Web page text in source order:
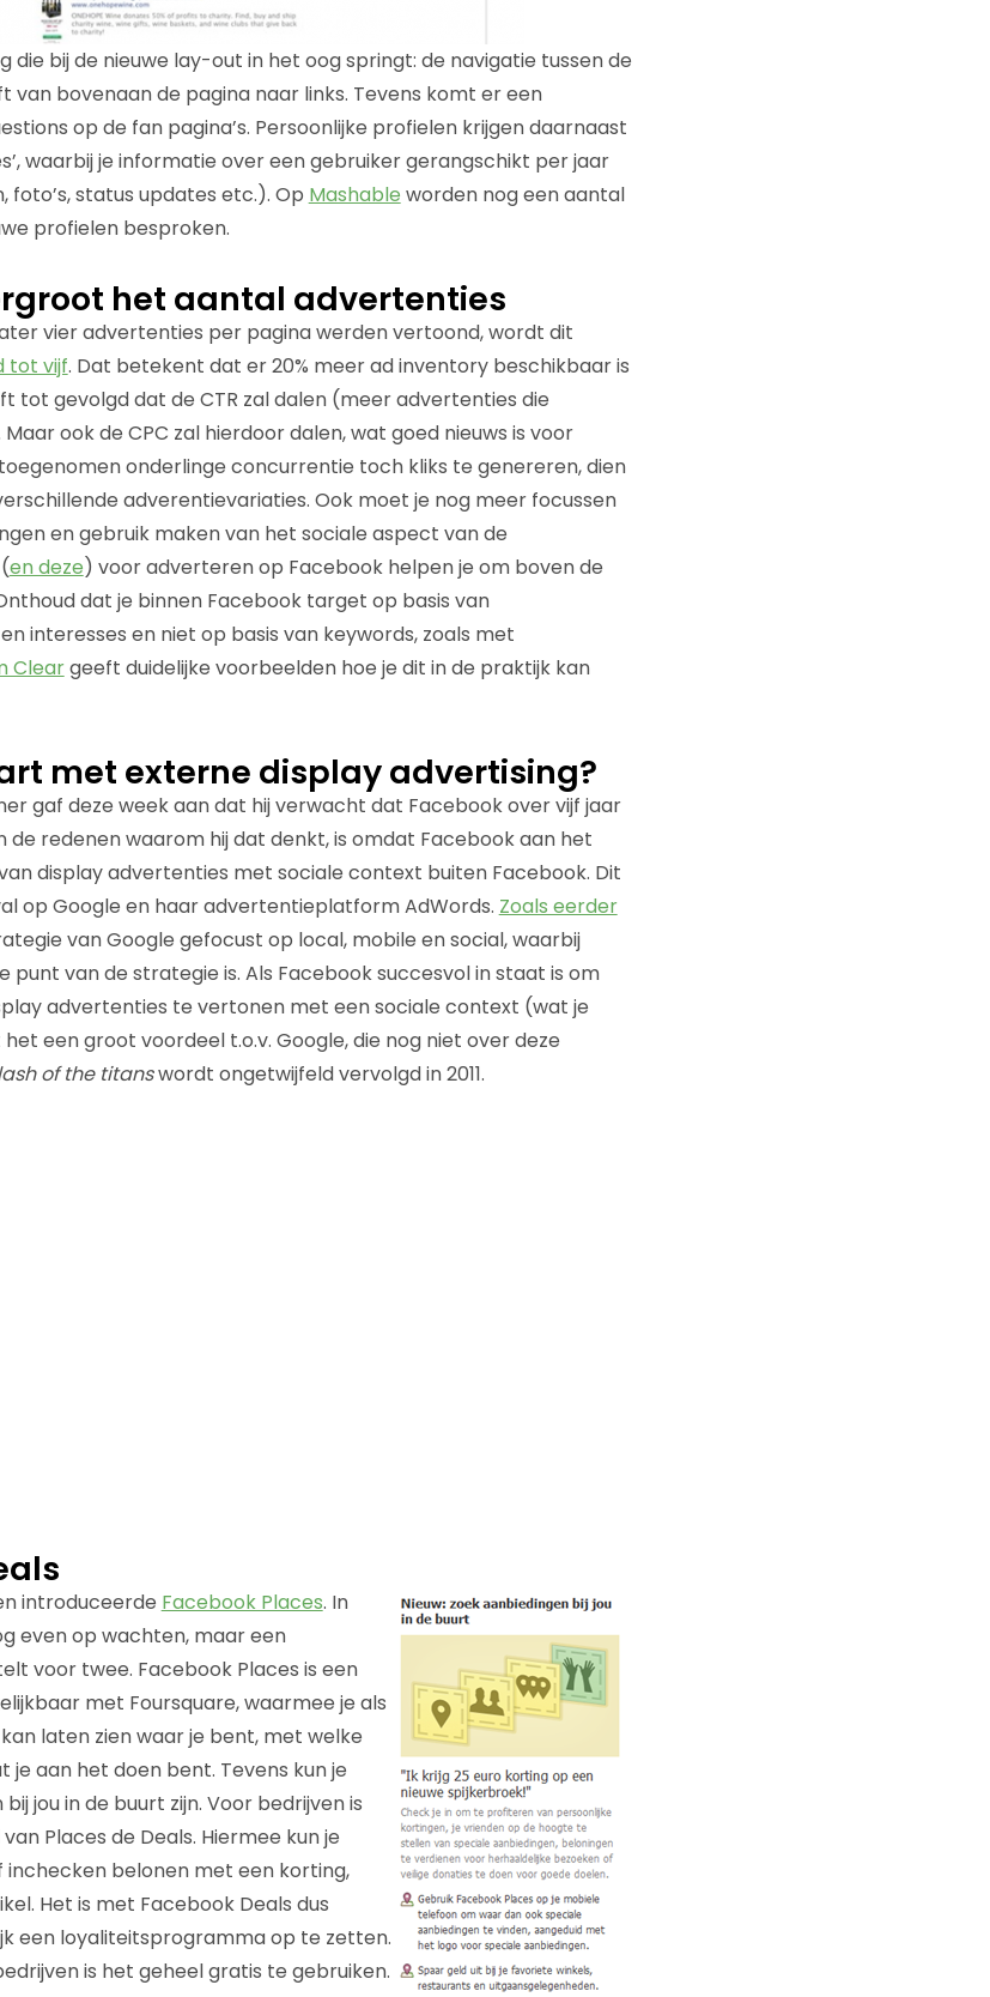
die bij de nieuwe lay-out in het oog springt: de navigatie tussen de
van bovenaan de pagina naar links. Tevens komt er een
op de fan pagina’s. Persoonlijke profielen krijgen daarnaast
waarbij je informatie over een gebruiker gerangschikt per jaar
foto’s, status updates etc.). Op Mashable worden nog een aantal
profielen besproken.
het aantal advertenties
vier advertenties per pagina werden vertoond, wordt dit
tot vijf. Dat betekent dat er 20% meer ad inventory beschikbaar is
tot gevolgd dat de CTR zal dalen (meer advertenties die
ook de CPC zal hierdoor dalen, wat goed nieuws is voor
onderlinge concurrentie toch kliks te genereren, dien
adverentievariaties. Ook moet je nog meer focussen
en gebruik maken van het sociale aspect van de
(en deze) voor adverteren op Facebook helpen je om boven de
dat je binnen Facebook target op basis van
interesses en niet op basis van keywords, zoals met
Cleargeeft duidelijke voorbeelden hoe je dit in de praktijk kan
met externe display advertising?
gaf deze week aan dat hij verwacht dat Facebook over vijf jaar
de redenen waarom hij dat denkt, is omdat Facebook aan het
display advertenties met sociale context buiten Facebook. Dit
op Google en haar advertentieplatform AdWords. Zoals eerder
van Google gefocust op local, mobile en social, waarbij
van de strategie is. Als Facebook succesvol in staat is om
advertenties te vertonen met een sociale context (wat je
een groot voordeel t.o.v. Google, die nog niet over deze
of the titanswordt ongetwijfeld vervolgd in 2011.
introduceerde Facebook Places. In
even op wachten, maar een
voor twee. Facebook Places is een
met Foursquare, waarmee je als
laten zien waar je bent, met welke
aan het doen bent. Tevens kun je
jou in de buurt zijn. Voor bedrijven is
Places de Deals. Hiermee kun je
inchecken belonen met een korting,
Het is met Facebook Deals dus
een loyaliteitsprogramma op te zetten.
is het geheel gratis te gebruiken.